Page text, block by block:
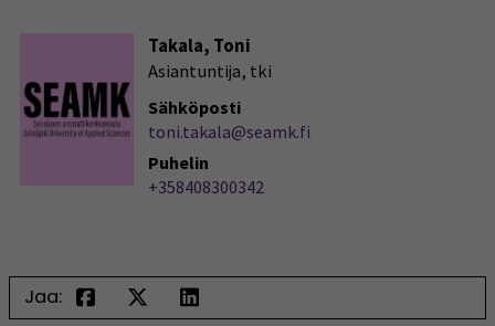
Takala, Toni
Asiantuntija, tki
Sähköposti
toni.takala@seamk.fi
Puhelin
+358408300342
Jaa: